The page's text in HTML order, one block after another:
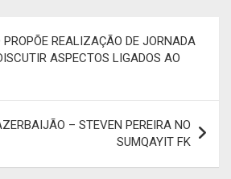
PROPÕE REALIZAÇÃO DE JORNADA
ASPECTOS LIGADOS AO
– STEVEN PEREIRA NO
SUMQAYIT FK